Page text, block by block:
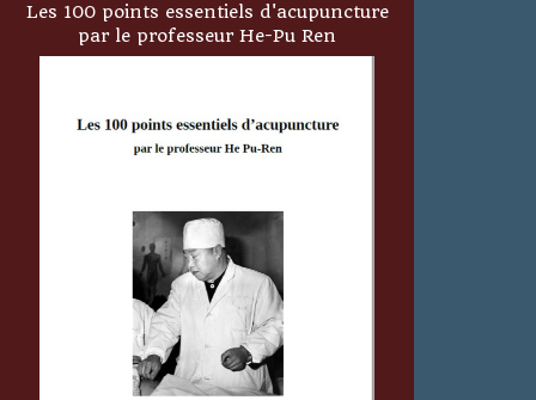
Les 100 points essentiels d'acupuncture
par le professeur He-Pu Ren